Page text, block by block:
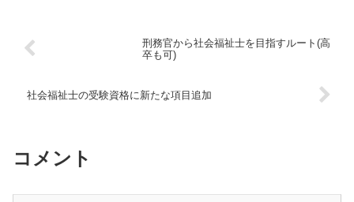
刑務官から社会福祉士を目指すルート(高
卒も可)
社会福祉士の受験資格に新たな項目追加
コメント